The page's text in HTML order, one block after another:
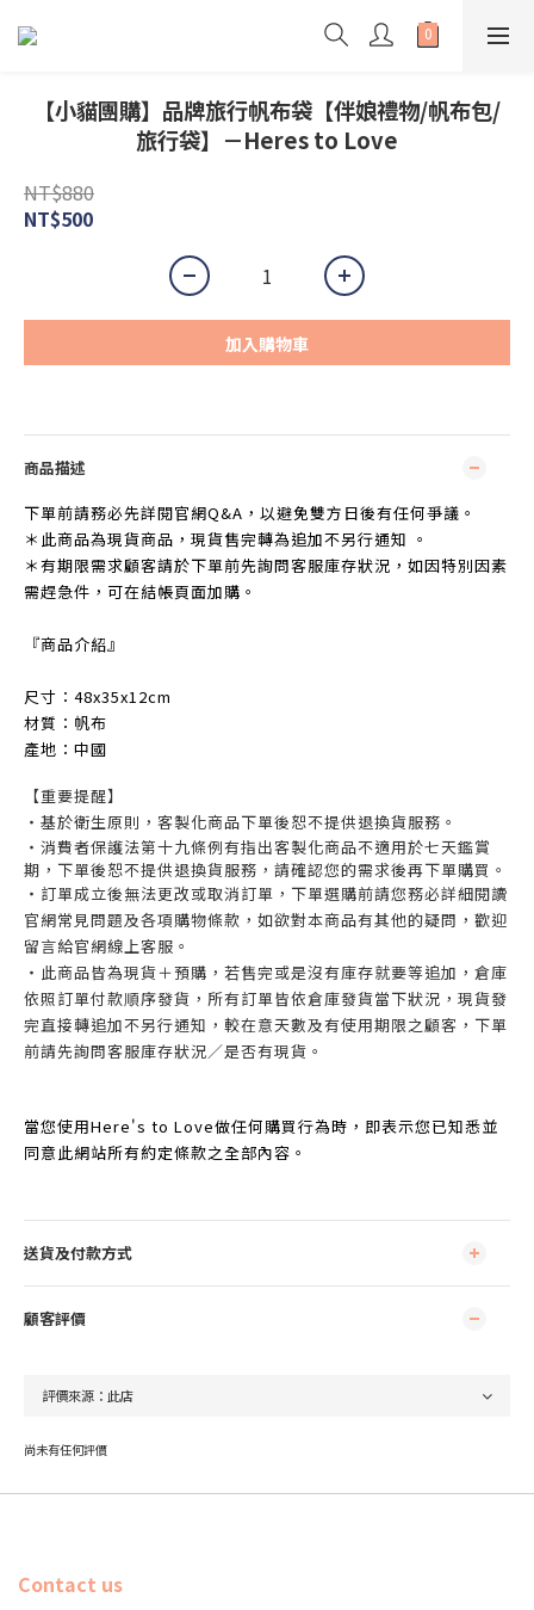
【小貓團購】品牌旅行帆布袋【伴娘禮物/帆布包/
旅行袋】－Heres to Love
NT$880
NT$500
加入購物車
商品描述
下單前請務必先詳閱官網Q&A，以避免雙方日後有任何爭議。
＊此商品為現貨商品，現貨售完轉為追加不另行通知 。
＊有期限需求顧客請於下單前先詢問客服庫存狀況，如因特別因素
需趕急件，可在結帳頁面加購。
『商品介紹』
尺寸：48x35x12cm
材質：帆布
產地：中國
【重要提醒】
・基於衛生原則，客製化商品下單後恕不提供退換貨服務。
・消費者保護法第十九條例有指出客製化商品不適用於七天鑑賞
期，下單後恕不提供退換貨服務，請確認您的需求後再下單購買。
・訂單成立後無法更改或取消訂單， 下單選購前請您務必詳細閱讀
官網常見問題及各項購物條款，如欲對本商品有其他的疑問，歡迎
留言給官網線上客服。
・此商品皆為現貨＋預購，若售完或是沒有庫存就要等追加，倉庫
依照訂單付款順序發貨，所有訂單皆依倉庫發貨當下狀況，現貨發
完直接轉追加不另行通知，較在意天數及有使用期限之顧客，下單
前請先詢問客服庫存狀況／是否有現貨。
當您使用Here's to Love做任何購買行為時，即表示您已知悉並
同意此網站所有約定條款之全部內容。
送貨及付款方式
顧客評價
尚未有任何評價
Contact us